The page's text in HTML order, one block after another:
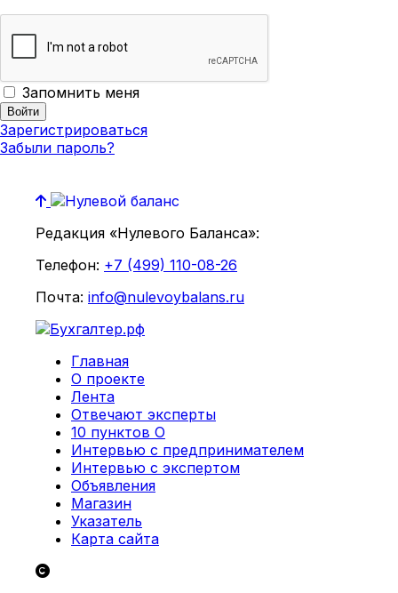
Запомнить меня
Зарегистрироваться
Забыли пароль?
Редакция «Нулевого Баланса»:
Телефон: +7 (499) 110-08-26
Почта: info@nulevoybalans.ru
Главная
О проекте
Лента
Отвечают эксперты
10 пунктов О
Интервью с предпринимателем
Интервью с экспертом
Объявления
Магазин
Указатель
Карта сайта